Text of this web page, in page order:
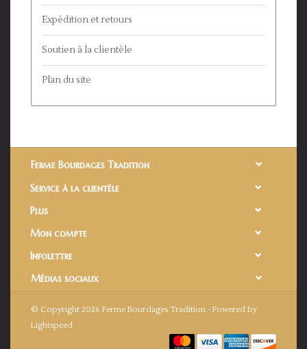
Expédition et retours
Soutien à la clientèle
Plan du site
Ferme Bourdages Tradition
Service à la clientèle
Plus
Mon compte
Infolettre
Médias sociaux
© Copyright 2026 Ferme Bourdages Tradition - Powered by
Lightspeed